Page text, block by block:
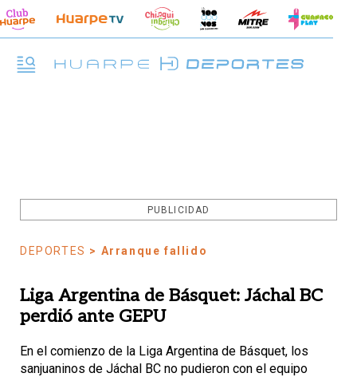
PUBLICIDAD
DEPORTES > Arranque fallido
Liga Argentina de Básquet: Jáchal BC
perdió ante GEPU
En el comienzo de la Liga Argentina de Básquet, los
sanjuaninos de Jáchal BC no pudieron con el equipo